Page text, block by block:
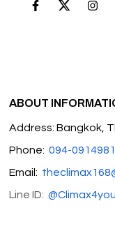
ABOUT
Address: Bangkok,
Phone: 094-0914981
Email:
Line ID:@Climax4you